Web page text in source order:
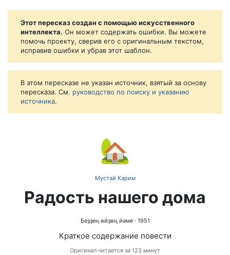
Этот пересказ создан с помощью искусственного
интеллекта. Он может содержать ошибки. Вы можете
помочь проекту, сверив его с оригинальным текстом,
исправив ошибки и убрав этот шаблон.
В этом пересказе не указан источник, взятый за основу
пересказа. См. руководство по поиску и указанию
источника.
🏡
Мустай Карим
Радость нашего дома
Беҙҙең өйҙөң йәме· 1951
Краткое содержание повести
Оригинал читается за 123 минут